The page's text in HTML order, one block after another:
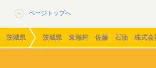
ページトップへ
茨城県 茨城県 東海村 佐藤 石油 株式会